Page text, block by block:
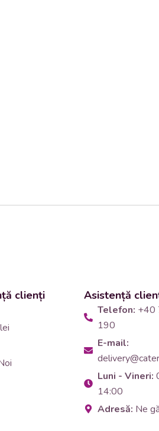
clienți Asistență
Telefon: +40
190
E-mail:
Luni - Vineri:
14:00
Adresă: Ne